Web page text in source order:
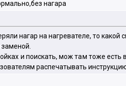
нагара
нагар на нагревателе, то
заменой.
и поискать, мож там тоже
распечатывать